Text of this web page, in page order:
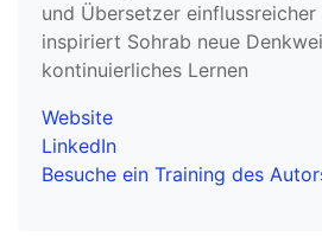
und Übersetzer
inspiriert Sohrab neue
kontinuierliches Lernen
Website
LinkedIn
Besuche ein Training des